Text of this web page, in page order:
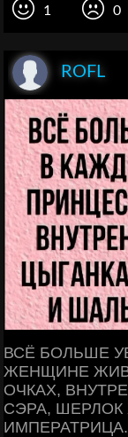
1 0
ROFL
ВСЁ БОЛЬШЕ
ЖЕНЩИНЕ
ОЧКАХ,
СЭРА,
ИМПЕРАТРИЦА.